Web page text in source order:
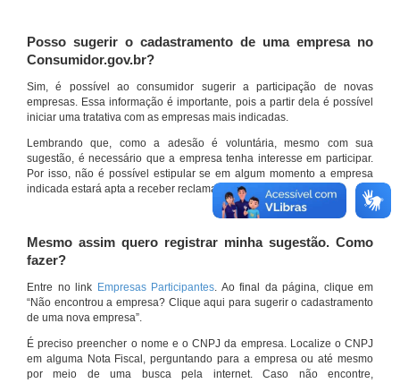
Posso sugerir o cadastramento de uma empresa no
Consumidor.gov.br?
Sim, é possível ao consumidor sugerir a participação de novas
empresas. Essa informação é importante, pois a partir dela é possível
iniciar uma tratativa com as empresas mais indicadas.
Lembrando que, como a adesão é voluntária, mesmo com sua
sugestão, é necessário que a empresa tenha interesse em participar.
Por isso, não é possível estipular se em algum momento a empresa
indicada estará apta a receber reclamações por meio do site.
Mesmo assim quero registrar minha sugestão. Como
fazer?
Entre no link Empresas Participantes. Ao final da página, clique em
“Não encontrou a empresa? Clique aqui para sugerir o cadastramento
de uma nova empresa”.
É preciso preencher o nome e o CNPJ da empresa. Localize o CNPJ
em alguma Nota Fiscal, perguntando para a empresa ou até mesmo
por meio de uma busca pela internet. Caso não encontre,